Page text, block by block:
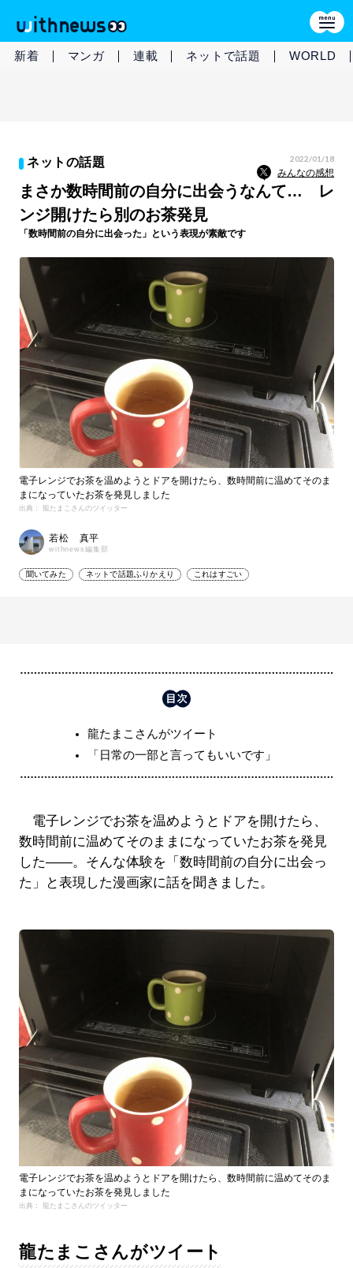
新着 マンガ 連載 ネットで話題 WORLD
ネットの話題 2022/01/18
みんなの感想
まさか数時間前の自分に出会うなんて… レ
ンジ開けたら別のお茶発見
「数時間前の自分に出会った」という表現が素敵です
電子レンジでお茶を温めようとドアを開けたら、数時間前に温めてそのま
まになっていたお茶を発見しました
出典： 龍たまこさんのツイッター
若松 真平
withnews編集部
聞いてみた ネットで話題ふりかえり これはすごい
龍たまこさんがツイート
「日常の一部と言ってもいいです」
電子レンジでお茶を温めようとドアを開けたら、
数時間前に温めてそのままになっていたお茶を発見
した――。そんな体験を「数時間前の自分に出会っ
た」と表現した漫画家に話を聞きました。
電子レンジでお茶を温めようとドアを開けたら、数時間前に温めてそのま
まになっていたお茶を発見しました
出典： 龍たまこさんのツイッター
龍たまこさんがツイート